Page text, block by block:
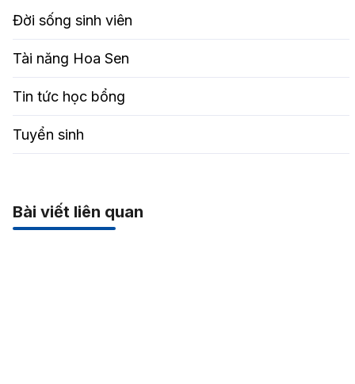
Đời sống sinh viên
Tài năng Hoa Sen
Tin tức học bổng
Tuyển sinh
Bài viết liên quan